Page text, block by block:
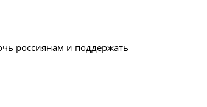
россиянам и поддержать